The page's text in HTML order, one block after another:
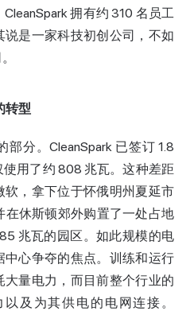
拥有约 310 名员工
是一家科技初创公司，不如
转型
分。CleanSpark 已签订 1.8
用了约 808 兆瓦。这种差距
，拿下位于怀俄明州夏延市
在休斯顿郊外购置了一处占地
兆瓦的园区。如此规模的电
心争夺的焦点。训练和运行
量电力，而目前整个行业的
及为其供电的电网连接。